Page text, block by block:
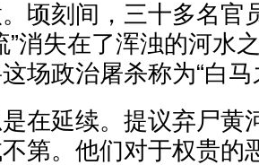
顷刻间，三十多名官
”消失在了浑浊的河水
场政治屠杀称为“白马
在延续。提议弃尸黄
第。他们对于权贵的